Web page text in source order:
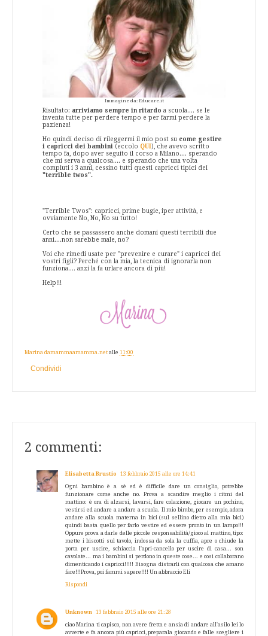
Immagine da: Educare.it
Risultato: arriviamo sempre in ritardo a scuola.... se le
inventa tutte per perdere tempo e per farmi perdere la
pazienza!
Ho quindi deciso di rileggermi il mio post su come gestire
i capricci dei bambini (eccolo QUI), che avevo scritto
tempo fa, dopo aver seguito il corso a Milano.... sperando
che mi serva a qualcosa.... e sperando che una volta
compiuti i 3 anni, cessino tutti questi capricci tipici dei
"terrible twos".
"Terrible Twos": capricci, prime bugie, iper attività, e
ovviamente No, No, No su tutto!
Certo che se passassero anche domani questi terribili due
anni....non sarebbe male, no?
Voi che rimedi usate per "prevenire e curare" i capricci dei
vostri figli? Perché con la mia, la tecnica di ignorarla non
funziona.... anzi la fa urlare ancora di più!
Help!!!
Marina damammaamamma.net alle 11:00
Condividi
2 commenti:
Elisabetta Brustio 13 febbraio 2015 alle ore 14:41
Ogni bambino è a sè ed è difficile dare un consiglio, potrebbe
funzionare come anche no. Prova a scandire meglio i ritmi del
mattino: è ora di alzarsi, lavarsi, fare colazione, giocare un pochino,
vestirsi ed andare a andare a scuola. Il mio bimbo, per esempio, adora
andare alla scuola materna in bici (sul sellino dietro alla mia bici)
quindi basta quello per farlo vestire ed essere pronto in un lampo!!!
Oppure prova a darle delle piccole responsabilità/gioco al mattino, tipo:
mette i biscotti sul tavolo, indossa da sola la cuffia, apre o chiude la
porta per uscire, schiaccia l'apri-cancello per uscire di casa... son
cavolate... ma i bambini si perdono in queste cose... e così collaborano
dimenticando i capricci!!!!! Bisogna distrarli con qualcosa che amano
fare!!!Prova, poi fammi sapere!!!! Un abbraccio Eli
Rispondi
Unknown 13 febbraio 2015 alle ore 21:28
ciao Marina ti capisco, non avere fretta e ansia di andare all'asilo lei lo
avverte e fa ancora più capricci, preparala giocando e falle scegliere i